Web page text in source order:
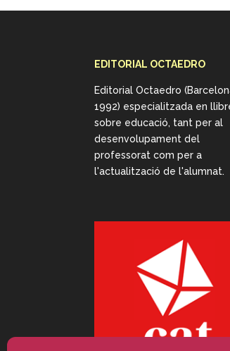
EDITORIAL OCTAEDRO
Editorial Octaedro
1992) especialitzada en
sobre educació, tant per al
desenvolupament del
professorat com per a
l'actualització de l'alumnat.